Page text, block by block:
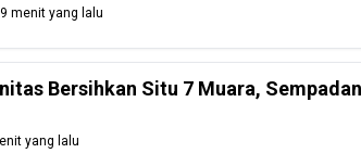
menit yang lalu
Bersihkan Situ 7 Muara,
yang lalu